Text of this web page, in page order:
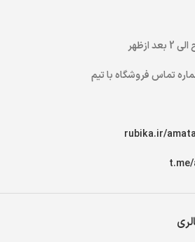
تماسفروشگاه با تیم
rubika.ir/